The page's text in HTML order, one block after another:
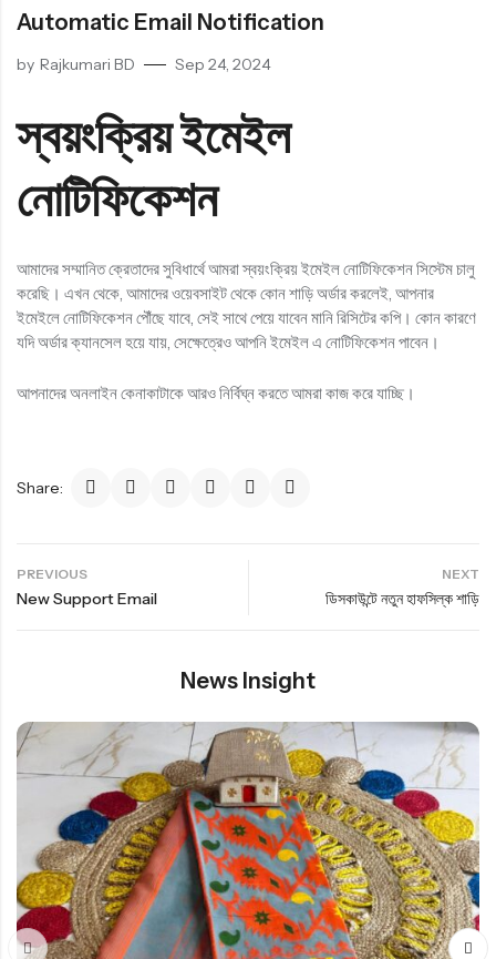
Automatic Email Notification
by Rajkumari BD Sep 24, 2024
স্বয়ংক্রিয় ইমেইল
নোটিফিকেশন
আমাদের সম্মানিত ক্রেতাদের সুবিধার্থে আমরা স্বয়ংক্রিয় ইমেইল নোটিফিকেশন সিস্টেম চালু
করেছি। এখন থেকে, আমাদের ওয়েবসাইট থেকে কোন শাড়ি অর্ডার করলেই, আপনার
ইমেইলে নোটিফিকেশন পৌঁছে যাবে, সেই সাথে পেয়ে যাবেন মানি রিসিটের কপি। কোন কারণে
যদি অর্ডার ক্যানসেল হয়ে যায়, সেক্ষেত্রেও আপনি ইমেইল এ নোটিফিকেশন পাবেন।
আপনাদের অনলাইন কেনাকাটাকে আরও নির্বিঘ্ন করতে আমরা কাজ করে যাচ্ছি।
Share:
PREVIOUS
New Support Email
NEXT
ডিসকাউন্টে নতুন হাফসিল্ক শাড়ি
News Insight
Sep 24, 2024
নোটিফিকেশন পৌঁছে যাবে,…
Read More
There Are More
Items In Our
Blog...
Read All Items